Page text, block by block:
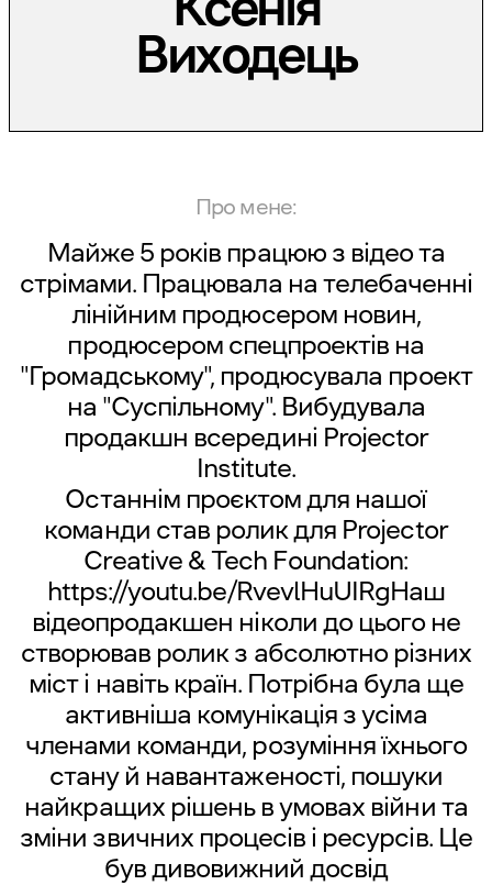
Виходець
Про мене:
Майже 5 років працюю з відео та
стрімами. Працювала на телебаченні
лінійним продюсером новин,
продюсером спецпроектів на
"Громадському", продюсувала проект
на "Суспільному". Вибудувала
продакшн всередині Projector
Institute.
Останнім проєктом для нашої
команди став ролик для Projector
Creative & Tech Foundation:
https://youtu.be/RvevlHuUIRg Наш
відеопродакшен ніколи до цього не
створював ролик з абсолютно різних
міст і навіть країн. Потрібна була ще
активніша комунікація з усіма
членами команди, розуміння їхнього
стану й навантаженості, пошуки
найкращих рішень в умовах війни та
зміни звичних процесів і ресурсів. Це
був дивовижний досвід